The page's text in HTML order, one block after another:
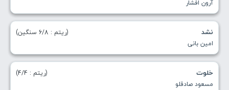
آرون افشار
نشد
امین بانی
(ریتم : 6/8 سنگین)
خلوت
مسعود صادقلو
(ریتم : 4/4)